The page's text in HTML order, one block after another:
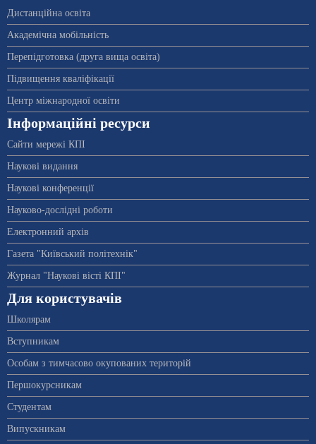
Дистанційна освіта
Академічна мобільність
Перепідготовка (друга вища освіта)
Підвищення кваліфікації
Центр міжнародної освіти
Інформаційні ресурси
Сайти мережі КПІ
Наукові видання
Наукові конференції
Науково-дослідні роботи
Електронний архів
Газета "Київський політехнік"
Журнал "Наукові вісті КПІ"
Для користувачів
Школярам
Вступникам
Особам з тимчасово окупованих територій
Першокурсникам
Студентам
Випускникам